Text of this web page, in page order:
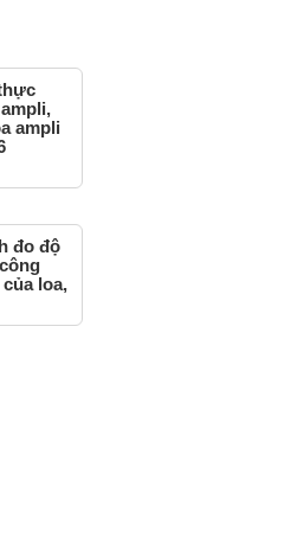
ampli
đo độ
loa,